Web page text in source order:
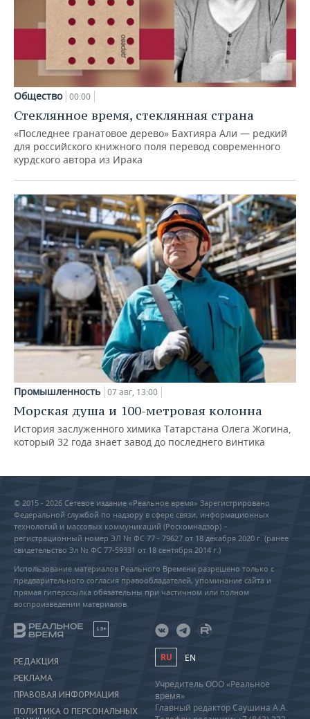
Общество 00:00
Стеклянное время, стеклянная страна
«Последнее гранатовое дерево» Бахтияра Али — редкий
для российского книжного поля перевод современного
курдского автора из Ирака
Промышленность 07 авг, 13:00
Морская душа и 100-метровая колонна
История заслуженного химика Татарстана Олега Жогина,
который 32 года знает завод до последнего винтика
© 2015 - 2026 Сетевое издание «Реальное время» Зарегистрировано
Федеральной службой по надзору в сфере связи, информационных
технологий и массовых коммуникаций (Роскомнадзор) –
регистрационный номер ЭЛ № ФС 77 - 79627 от 18 декабря 2020 г. (ранее
свидетельство Эл № ФС 77-59331 от 18 сентября 2014 г.)
Использование материалов Реального Времени разрешено только с
предварительного согласия правообладателей, упоминание сайта и
прямая гиперссылка обязательны при частичном или полном
воспроизведении материалов.
18+
РЕДАКЦИЯ
РЕКЛАМА
ПРАВОВАЯ ИНФОРМАЦИЯ
ПОЛИТИКА О ПЕРСОНАЛЬНЫХ
RU EN
Учредитель ООО «Реальное
время»
Главный редактор Саушина А.А.